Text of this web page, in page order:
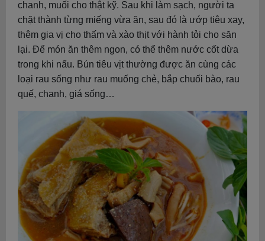
chanh, muối cho thật kỹ. Sau khi làm sạch, người ta
chặt thành từng miếng vừa ăn, sau đó là ướp tiêu xay,
thêm gia vị cho thấm và xào thịt với hành tỏi cho săn
lại. Để món ăn thêm ngon, có thể thêm nước cốt dừa
trong khi nấu. Bún tiêu vịt thường được ăn cùng các
loại rau sống như rau muống chẻ, bắp chuối bào, rau
quế, chanh, giá sống…